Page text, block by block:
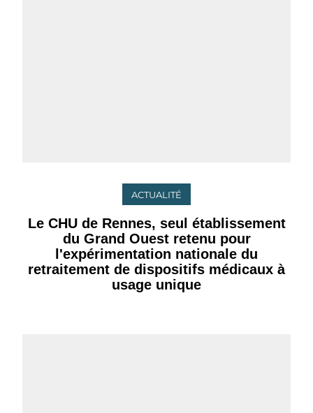
ACTUALITÉ
Le CHU de Rennes, seul établissement
du Grand Ouest retenu pour
l'expérimentation nationale du
retraitement de dispositifs médicaux à
usage unique